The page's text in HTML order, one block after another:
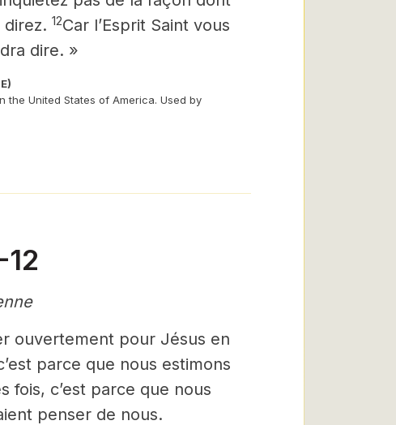
12Car l’Esprit Saint vous
dire. »
the United States of America. Used by
ouvertement pour Jésus en
parce que nous estimons
fois, c’est parce que nous
penser de nous.